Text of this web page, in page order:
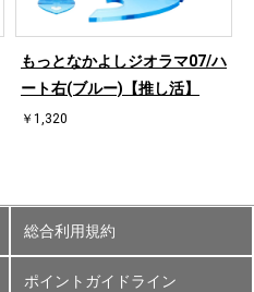
もっとなかよしジオラマ07/ハ
ート右(ブルー)【推し活】
￥1,320
総合利用規約
ポイントガイドライン